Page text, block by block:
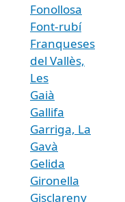
Fonollosa
Font-rubí
Franqueses
del Vallès,
Les
Gaià
Gallifa
Garriga, La
Gavà
Gelida
Gironella
Gisclareny